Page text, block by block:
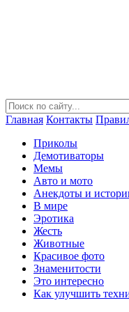
Главная Контакты
Приколы
Демотиваторы
Мемы
Авто и мото
Анекдоты и
В мире
Эротика
Жесть
Животные
Красивое фото
Знаменитости
Это интересно
Как улучшить